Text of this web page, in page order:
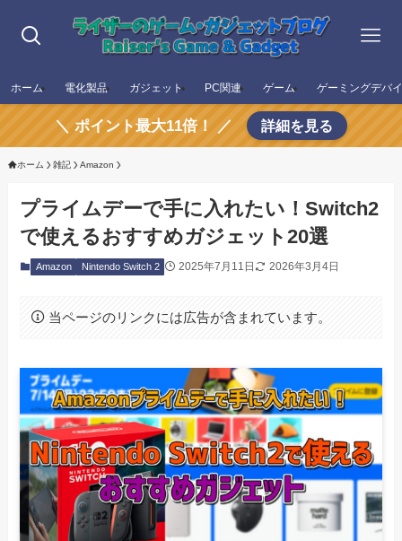
ホーム 電化製品 ガジェット PC関連 ゲーム ゲーミングデバ
＼ ポイント最大11倍！ ／ 詳細を見る
ホーム 雑記 Amazon
プライムデーで手に入れたい！Switch2
で使えるおすすめガジェット20選
Amazon Nintendo Switch 2 2025年7月11日 2026年3月4日
当ページのリンクには広告が含まれています。